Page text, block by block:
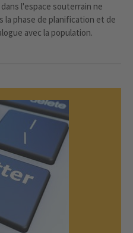
l'espace souterrain ne
phase de planification et de
avec la population.